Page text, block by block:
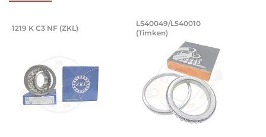
Подшипник 95х170х32 мм, шариковый
Подшипник 95х170х32 мм, шариковый двухрядный,
1219 K C3 NF (ZKL) Подшипник
Подшипник
L540049/L540010
(Timken)